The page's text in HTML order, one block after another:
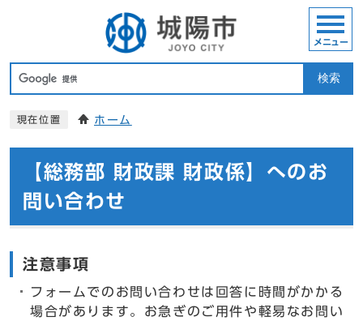
検索
メニュー
現在位置 ホーム
【総務部 財政課 財政係】へのお
問い合わせ
注意事項
フォームでのお問い合わせは回答に時間がかかる
場合があります。お急ぎのご用件や軽易なお問い